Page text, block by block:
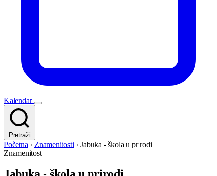
Kalendar
Pretraži
Početna › Znamenitosti › Jabuka - škola u prirodi
Znamenitost